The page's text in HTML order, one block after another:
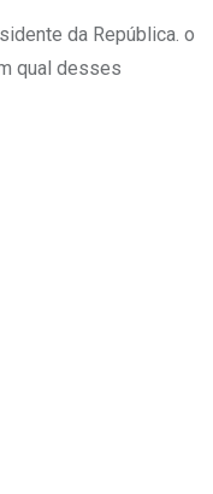
da República. o
qual desses